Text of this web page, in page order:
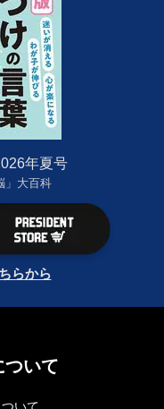
年夏号
」大百科
らから
ついて
いて